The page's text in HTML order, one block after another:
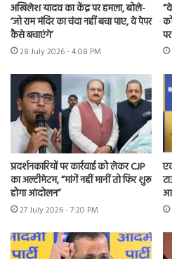
अखिलेश यादव का केंद्र पर हमला, बोले-
‘जो राम मंदिर का चंदा नहीं बचा पाए, वे पेपर
कैसे बचाएंगे’
28 July 2026 - 4:08 PM
प्रदर्शनकारियों पर कार्रवाई को लेकर CJP
का अल्टीमेटम, “मांगें नहीं मानीं तो फिर शुरू
होगा आंदोलन”
27 July 2026 - 7:20 PM